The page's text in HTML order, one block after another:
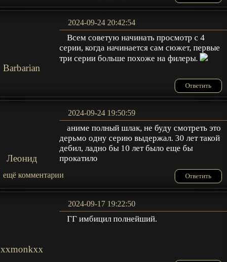
Barbarian
2024-09-24 20:42:54
Всем советую начинать просмотр с 4
серии, когда начинается сам сюжет, первые
три серии больше похоже на филеры.
Ответить
Леонид
2024-09-24 19:50:59
аниме полный шлак, не буду смотреть это
дерьмо одну серию выдержал. 30 лет такой
дебил, ладно бы 10 лет было еще бы
прокатило
ещё комментарии Ответить
xxmonkxx
2024-09-17 19:22:50
ГГ имбицил полнейший.